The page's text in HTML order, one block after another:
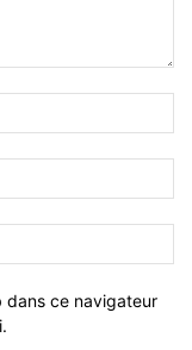
dans ce navigateur